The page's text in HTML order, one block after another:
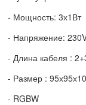
- Мощность: 3х1Вт
- Напряжение:
- Длина кабеля :
- Размер :
- RGBW